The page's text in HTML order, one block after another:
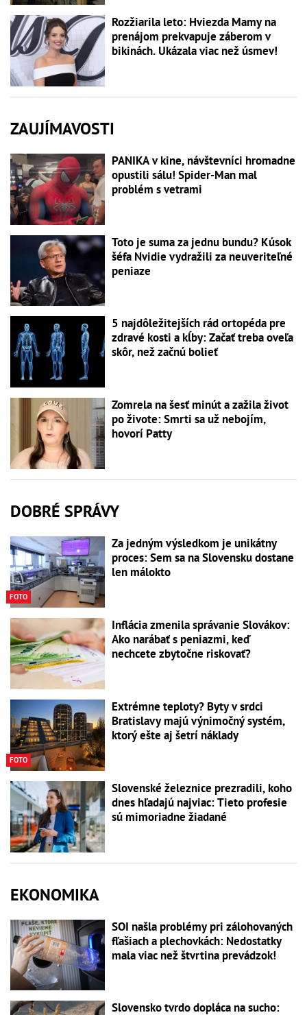
Rozžiarila leto: Hviezda Mamy na
prenájom prekvapuje záberom v
bikinách. Ukázala viac než úsmev!
ZAUJÍMAVOSTI
PANIKA v kine, návštevníci hromadne
opustili sálu! Spider-Man mal
problém s vetrami
Toto je suma za jednu bundu? Kúsok
šéfa Nvidie vydražili za neuveriteľné
peniaze
5 najdôležitejších rád ortopéda pre
zdravé kosti a kĺby: Začať treba oveľa
skôr, než začnú bolieť
Zomrela na šesť minút a zažila život
po živote: Smrti sa už nebojím,
hovorí Patty
DOBRÉ SPRÁVY
FOTO
Za jedným výsledkom je unikátny
proces: Sem sa na Slovensku dostane
len málokto
Inflácia zmenila správanie Slovákov:
Ako narábať s peniazmi, keď
nechcete zbytočne riskovať?
FOTO
Extrémne teploty? Byty v srdci
Bratislavy majú výnimočný systém,
ktorý ešte aj šetrí náklady
Slovenské železnice prezradili, koho
dnes hľadajú najviac: Tieto profesie
sú mimoriadne žiadané
EKONOMIKA
SOI našla problémy pri zálohovaných
fľašiach a plechovkách: Nedostatky
mala viac než štvrtina prevádzok!
Slovensko tvrdo dopláca na sucho: